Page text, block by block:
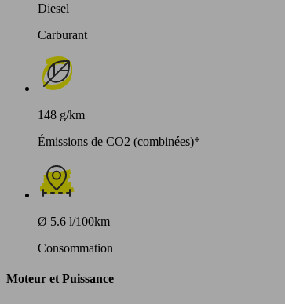
Diesel
Carburant
148 g/km
Émissions de CO2 (combinées)*
Ø 5.6 l/100km
Consommation
Moteur et Puissance